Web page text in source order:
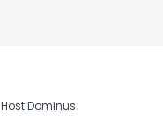
Host Dominus.